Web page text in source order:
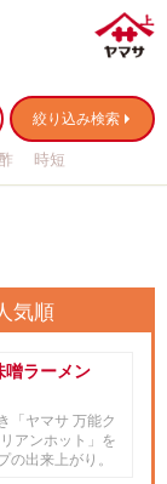
絞り込み検索
時短
気順
噌ラーメン
「ヤマサ 万能ク
アンホット」を
出来上がり。